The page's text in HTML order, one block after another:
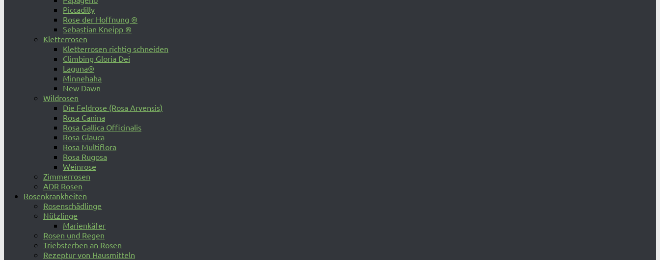
Piccadilly
Rose der Hoffnung ®
Sebastian Kneipp ®
Kletterrosen
Kletterrosen richtig schneiden
Climbing Gloria Dei
Laguna®
Minnehaha
New Dawn
Wildrosen
Die Feldrose (Rosa Arvensis)
Rosa Canina
Rosa Gallica Officinalis
Rosa Glauca
Rosa Multiflora
Rosa Rugosa
Weinrose
Zimmerrosen
ADR Rosen
Rosenkrankheiten
Rosenschädlinge
Nützlinge
Marienkäfer
Rosen und Regen
Triebsterben an Rosen
Rezeptur von Hausmitteln